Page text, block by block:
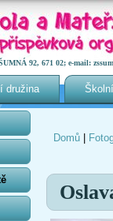
92, 671 02; e-mail:
družina
Domů